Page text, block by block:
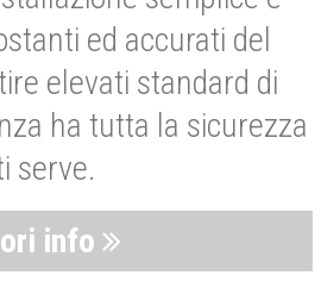
ed accurati del
elevati standard di
ha tutta la sicurezza
serve.
info